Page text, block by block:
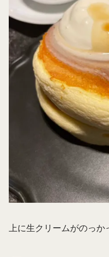
上に生クリームがのっか